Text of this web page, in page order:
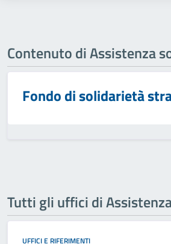
Contenuto di Assistenza
Fondo di solidarietà
Tutti gli uffici di
UFFICI E RIFERIMENTI